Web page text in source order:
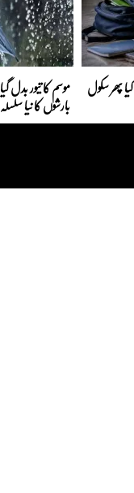
طالبعلم نے گھر میں دادا دادی کو ہلاک کیا پھر سکول موسم کا تیور بدل
بارشوں کا نیا